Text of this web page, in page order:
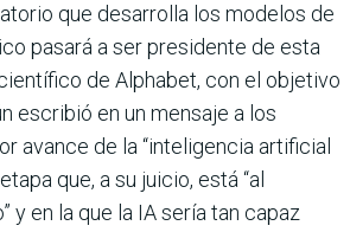
que desarrolla los modelos de
pasará a ser presidente de esta
de Alphabet, con el objetivo
escribió en un mensaje a los
avance de la “inteligencia artificial
que, a su juicio, está “al
y en la que la IA sería tan capaz